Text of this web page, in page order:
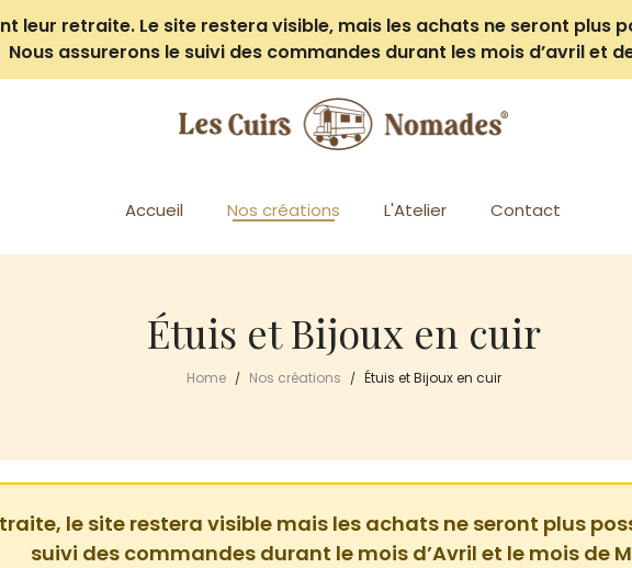
leur retraite. Le site restera visible, mais les achats ne seront plus
Nous assurerons le suivi des commandes durant les mois d’avril et
Accueil Nos créations L'Atelier Contact
Étuis et Bijoux en cuir
Home / Nos créations / Étuis et Bijoux en cuir
le site restera visible mais les achats ne seront plus
suivi des commandes durant le mois d’Avril et le mois de